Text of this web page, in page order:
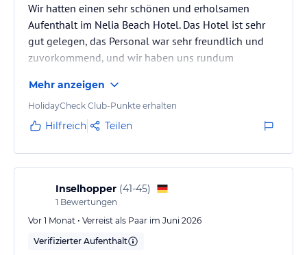
Wir hatten einen sehr schönen und erholsamen
Aufenthalt im Nelia Beach Hotel. Das Hotel ist sehr
gut gelegen, das Personal war sehr freundlich und
zuvorkommend, und wir haben uns rundum
Sauberkeit, der Strand und das gute Essen.
Mehr anzeigen
HolidayCheck Club-Punkte erhalten
Hilfreich Teilen
Inselhopper (41-45)
1 Bewertungen
Vor 1 Monat • Verreist als Paar im Juni 2026
Verifizierter Aufenthalt